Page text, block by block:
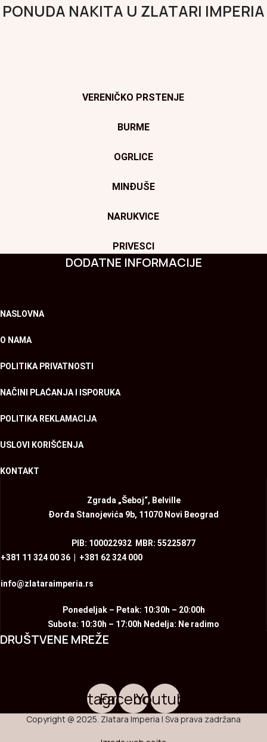
PONUDA NAKITA U ZLATARI IMPERIA
VERENIČKO PRSTENJE
BURME
OGRLICE
MINĐUŠE
NARUKVICE
PRIVESCI
DODATNE INFORMACIJE
NASLOVNA
O NAMA
POLITIKA PRIVATNOSTI
NAČINI PLAĆANJA I ISPORUKA
POLITIKA REKLAMACIJA
USLOVI KORIŠĆENJA
KONTAKT
Zgrada „Šeboj“, Belville
Đorđa Stanojevića 9b, 11070 Novi Beograd
PIB: 100022932 MBR: 55225877
+381 11 324 00 36
+381 62 324 000
info@zlataraimperia.rs
Ponedeljak – Petak: 10:30h – 20:00h
Subota: 10:30h – 17:00h Nedelja: Ne radimo
DRUŠTVENE MREŽE
Instagram
Facebook
Youtube
Copyright @ 2025. Zlatara Imperia | Sva prava zadržana